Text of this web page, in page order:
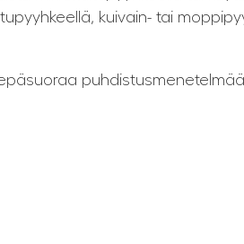
kuivain- tai